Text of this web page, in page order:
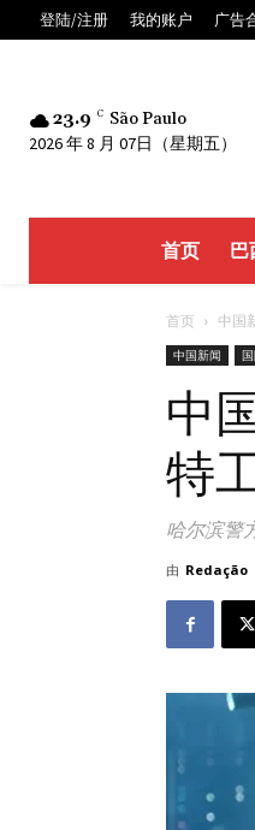
登陆/注册 我的账户 广告
23.9 C São Paulo
2026 年 8 月 07日（星期五）
首页 巴
首页 中国
中国新闻
中
特
哈尔滨警
由 Redação